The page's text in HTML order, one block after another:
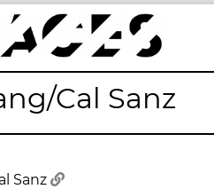
la memòria obert a tothom
Cal Sanz
Sanz